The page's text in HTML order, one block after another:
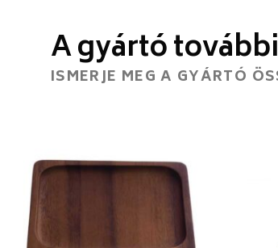
A gyártó
ISMERJE MEG A GYÁRTÓ